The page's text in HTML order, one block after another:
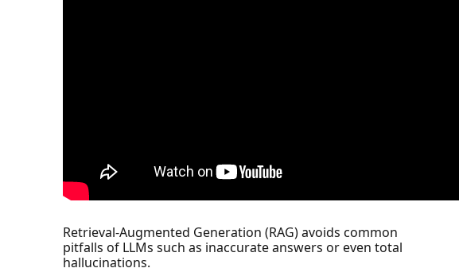
Retrieval-Augmented Generation (RAG) avoids common
pitfalls of LLMs such as inaccurate answers or even total
hallucinations.